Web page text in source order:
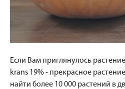
Если Вам приглянулось
krans 19% - прекрасное
найти более 10 000 растений в